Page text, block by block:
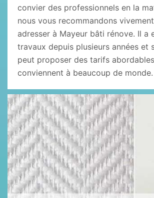
convier des professionnels en la
nous vous recommandons
adresser à Mayeur bâti rénove. Il a
travaux depuis plusieurs années et
peut proposer des tarifs
conviennent à beaucoup de monde.